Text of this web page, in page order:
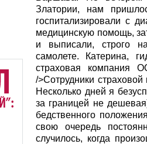
Златории, нам
госпитализировали с
медицинскую помощь,
и выписали, строго
самолете. Катерина,
страховая компания
/>Сотрудники
Несколько дней я
за границей не
бедственного
свою очередь
случилось, когда